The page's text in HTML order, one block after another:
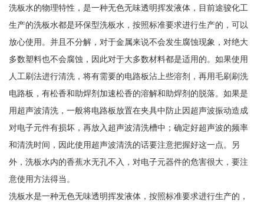
洗板水的物理特性，是一种无色无味透明挥发液体，目前途骏化工
生产的洗板水都是环保型洗板水，按照标准要求进行生产的，可以
放心使用。并且不分解，对于金属来说不会发生腐蚀现象，对绝大
多数塑料也不会腐蚀，因此对于大多数材料都是适用的。如果使用
人工刷法进行清洗，将有需要的电路板沾上些溶剂，再用毛刷刷洗
电路板，有松香和助焊剂加速松香的溶解和助焊剂的脱落。如果是
用超声波清洗，一般将电路板放置在夹具中防止因超声波振动造成
对电子元件有损坏，再放入超声波清洗槽中；确定好超声波的频率
和清洗时间，因此使用超声波清洗的话要注意把握好这一点。另
外，洗板水内的香蕉水无孔不入，对电子元器件的危害很大，要注
意使用方法得当。
洗板水是一种无色无味透明挥发液体，按照标准要求进行生产的，